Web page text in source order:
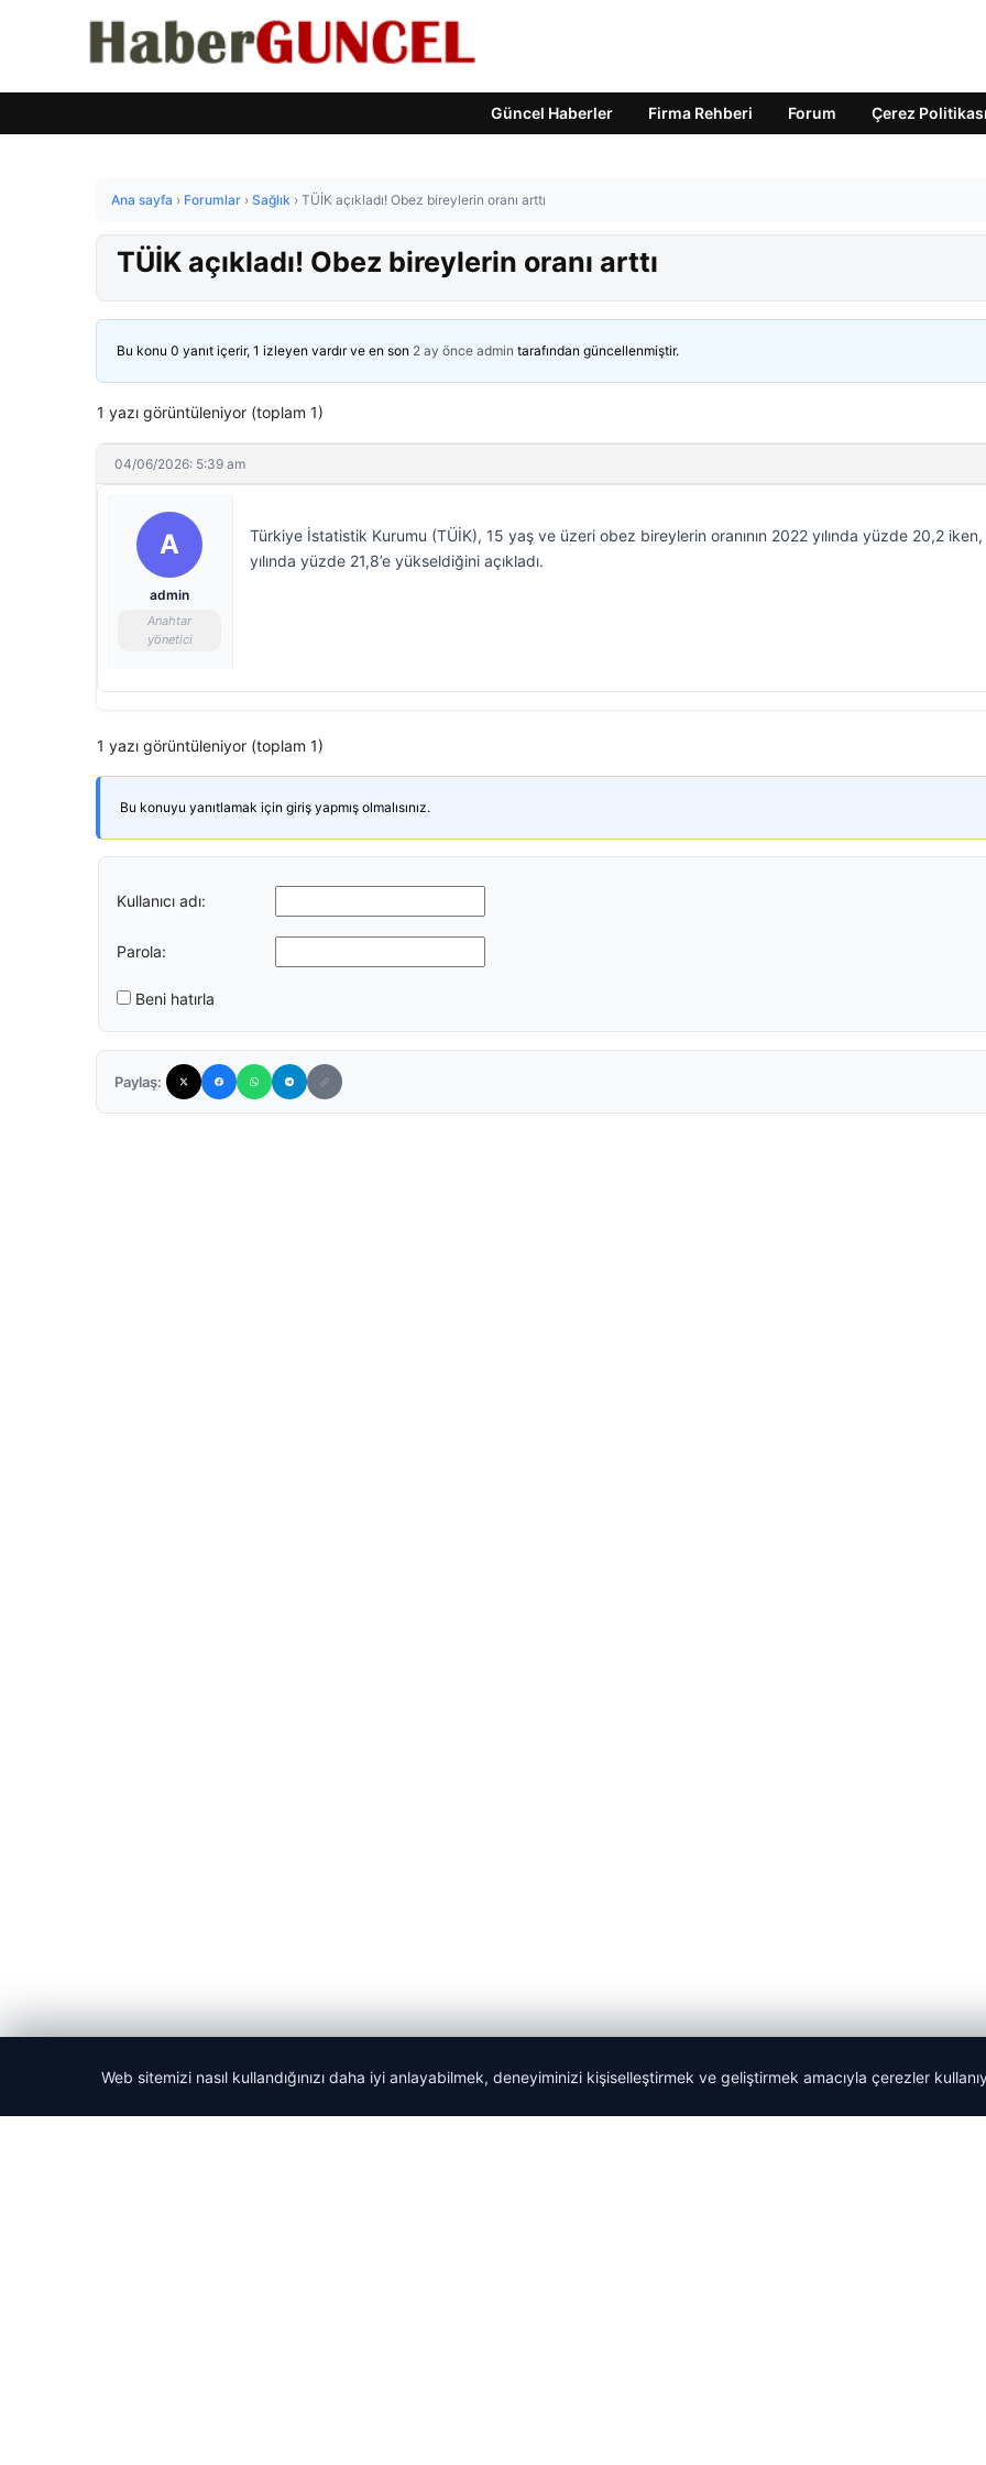
Güncel Haberler Firma Rehberi Forum Çerez Politikası
Ana sayfa › Forumlar › Sağlık › TÜİK açıkladı! Obez bireylerin oranı arttı
TÜİK açıkladı! Obez bireylerin oranı arttı
Bu konu 0 yanıt içerir, 1 izleyen vardır ve en son 2 ay önce admin tarafından güncellenmiştir.
1 yazı görüntüleniyor (toplam 1)
04/06/2026: 5:39 am
A
admin
Anahtar
yönetici
Türkiye İstatistik Kurumu (TÜİK), 15 yaş ve üzeri obez bireylerin oranının 2022 yılında yüzde 20,2
yılında yüzde 21,8’e yükseldiğini açıkladı.
1 yazı görüntüleniyor (toplam 1)
Bu konuyu yanıtlamak için giriş yapmış olmalısınız.
Kullanıcı adı:
Parola:
Beni hatırla
Paylaş:
Web sitemizi nasıl kullandığınızı daha iyi anlayabilmek, deneyiminizi kişiselleştirmek ve geliştirmek amacıyla çerezler